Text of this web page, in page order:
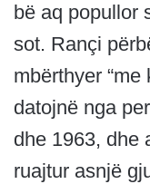
bë aq popullor
sot. Rançi
mbërthyer “me
datojnë nga
dhe 1963, dhe
ruajtur asnjë